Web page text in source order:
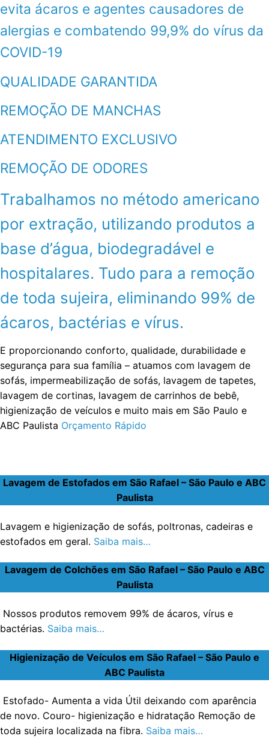
evita ácaros e agentes causadores de
alergias e combatendo 99,9% do vírus da
COVID-19
QUALIDADE GARANTIDA
REMOÇÃO DE MANCHAS
ATENDIMENTO EXCLUSIVO
REMOÇÃO DE ODORES
Trabalhamos no método americano
por extração, utilizando produtos a
base d’água, biodegradável e
hospitalares. Tudo para a remoção
de toda sujeira, eliminando 99% de
ácaros, bactérias e vírus.
E proporcionando conforto, qualidade, durabilidade e
segurança para sua família – atuamos com lavagem de
sofás, impermeabilização de sofás, lavagem de tapetes,
lavagem de cortinas, lavagem de carrinhos de bebê,
higienização de veículos e muito mais em São Paulo e
ABC Paulista Orçamento Rápido
Lavagem de Estofados em São Rafael – São Paulo e ABC
Paulista
Lavagem e higienização de sofás, poltronas, cadeiras e
estofados em geral. Saiba mais…
Lavagem de Colchões em São Rafael – São Paulo e ABC
Paulista
Nossos produtos removem 99% de ácaros, vírus e
bactérias. Saiba mais…
Higienização de Veículos em São Rafael – São Paulo e
ABC Paulista
Estofado- Aumenta a vida Útil deixando com aparência
de novo. Couro- higienização e hidratação Remoção de
toda sujeira localizada na fibra. Saiba mais…